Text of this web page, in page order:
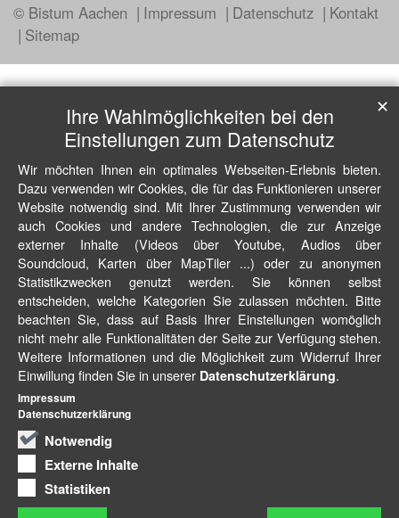
© Bistum Aachen Impressum Datenschutz
Kontakt
Sitemap
Ihre Wahlmöglichkeiten bei den
Einstellungen zum Datenschutz
Wir möchten Ihnen ein optimales Webseiten-Erlebnis bieten.
Dazu verwenden wir Cookies, die für das Funktionieren unserer
Website notwendig sind. Mit Ihrer Zustimmung verwenden wir
auch Cookies und andere Technologien, die zur Anzeige
externer Inhalte (Videos über Youtube, Audios über
Soundcloud, Karten über MapTiler ...) oder zu anonymen
Statistikzwecken genutzt werden. Sie können selbst
entscheiden, welche Kategorien Sie zulassen möchten. Bitte
beachten Sie, dass auf Basis Ihrer Einstellungen womöglich
nicht mehr alle Funktionalitäten der Seite zur Verfügung stehen.
Weitere Informationen und die Möglichkeit zum Widerruf Ihrer
Einwillung finden Sie in unserer Datenschutzerklärung.
Notwendig
Externe Inhalte
Statistiken
✕
Impressum
Datenschutzerklärung